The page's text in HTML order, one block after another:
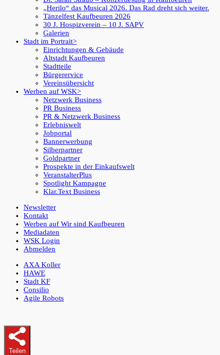
„Herilo“ das Musical 2026. Das Rad dreht sich weiter.
Tänzelfest Kaufbeuren 2026
30 J. Hospizverein – 10 J. SAPV
Galerien
Stadt im Portrait
Einrichtungen & Gebäude
Altstadt Kaufbeuren
Stadtteile
Bürgerervice
Vereinsübersicht
Werben auf WSK
Netzwerk Business
PR Business
PR & Netzwerk Business
Erlebniswelt
Jobportal
Bannerwerbung
Silberpartner
Goldpartner
Prospekte in der Einkaufswelt
VeranstalterPlus
Spotlight Kampagne
Klar.Text Business
Newsletter
Kontakt
Werben auf Wir sind Kaufbeuren
Mediadaten
WSK Login
Abmelden
AXA Koller
HAWE
Stadt KF
Consilio
Agile Robots
Teilen